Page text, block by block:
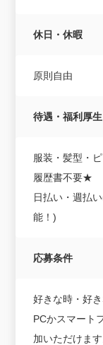
休日・休暇
原則自由
待遇・福利厚生
服装・髪型・
履歴書不要★
日払い・週払
能！)
応募条件
好きな時・好
PCかスマート
加いただけます